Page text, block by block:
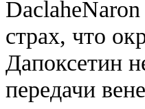
страх, что
Дапоксетин
передачи